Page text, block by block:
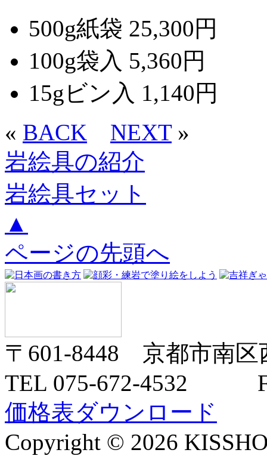
500g紙袋 25,300円
100g袋入 5,360円
15gビン入 1,140円
« BACK NEXT»
岩絵具の紹介
岩絵具セット
▲
ページの先頭へ
〒601-8448 京都市南区
TEL 075-672-4532
価格表ダウンロード
Copyright © 2026